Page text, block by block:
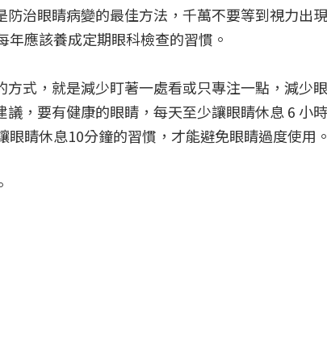
治眼睛病變的最佳方法，千萬不要等到視力出
應該養成定期眼科檢查的習慣。
式，就是減少盯著一處看或只專注一點，減少
，要有健康的眼睛，每天至少讓眼睛休息 6 小
睛休息10分鐘的習慣，才能避免眼睛過度使用。